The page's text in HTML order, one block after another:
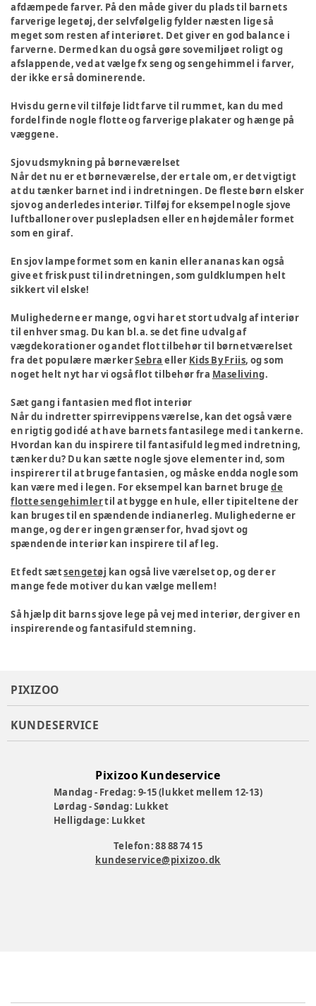
afdæmpede farver. På den måde giver du plads til barnets
farverige legetøj, der selvfølgelig fylder næsten lige så
meget som resten af interiøret. Det giver en god balance i
farverne. Dermed kan du også gøre sovemiljøet roligt og
afslappende, ved at vælge fx seng og sengehimmel i farver,
der ikke er så dominerende.
Hvis du gerne vil tilføje lidt farve til rummet, kan du med
fordel finde nogle flotte og farverige plakater og hænge på
væggene.
Sjov udsmykning på børneværelset
Når det nu er et børneværelse, der er tale om, er det vigtigt
at du tænker barnet ind i indretningen. De fleste børn elsker
sjov og anderledes interiør. Tilføj for eksempel nogle sjove
luftballoner over puslepladsen eller en højdemåler formet
som en giraf.
En sjov lampe formet som en kanin eller ananas kan også
give et frisk pust til indretningen, som guldklumpen helt
sikkert vil elske!
Mulighederne er mange, og vi har et stort udvalg af interiør
til enhver smag. Du kan bl.a. se det fine udvalg af
vægdekorationer og andet flot tilbehør til børnetværelset
fra det populære mærkerSebra eller Kids By Friis, og som
noget helt nyt har vi også flot tilbehør fra Maseliving.
Sæt gang i fantasien med flot interiør
Når du indretter spirrevippens værelse, kan det også være
en rigtig god idé at have barnets fantasilege med i tankerne.
Hvordan kan du inspirere til fantasifuld leg med indretning,
tænker du? Du kan sætte nogle sjove elementer ind, som
inspirerer til at bruge fantasien, og måske endda nogle som
kan være med i legen. For eksempel kan barnet brugede
flotte sengehimlertil at bygge en hule, eller tipiteltene der
kan bruges til en spændende indianerleg. Mulighederne er
mange, og der er ingen grænser for, hvad sjovt og
spændende interiør kan inspirere til af leg.
Et fedt sætsengetøj kan også live værelset op, og der er
mange fede motiver du kan vælge mellem!
Så hjælp dit barns sjove lege på vej med interiør, der giver en
inspirerende og fantasifuld stemning.
PIXIZOO
KUNDESERVICE
Pixizoo Kundeservice
Mandag - Fredag: 9-15 (lukket mellem 12-13)
Lørdag - Søndag: Lukket
Helligdage: Lukket
Telefon: 88 88 74 15
kundeservice@pixizoo.dk